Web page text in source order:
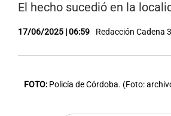
El hecho sucedió en la
17/06/2025 | 06:59 Redacción Cadena 3
FOTO: Policía de Córdoba. (Foto: